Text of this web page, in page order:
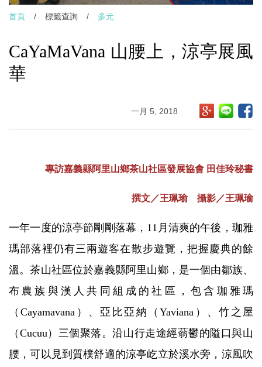
首頁 / 標籤查詢 / 多元
CaYaMaVana 山腰上，涼亭展風
華
一月 5, 2018
專訪嘉義縣阿里山鄉茶山社區發展協會 田佳玲秘書
撰文／王珮瑜 攝影／王珮瑜
一年一度的涼亭節剛剛落幕，11月清爽的午後，珈雅
瑪部落裡仍有三兩遊客在散步遊覽，把握慶典的餘
溫。茶山社區位於嘉義縣阿里山鄉，是一個由鄒族、
布農族與漢人共同組成的社區，包含珈雅瑪
（Cayamavana）、亞比亞納（Yaviana）、竹之屋
（Cucuu）三個聚落。沿山行走途經蓊鬱的隘口與山
腰，可以見到質樸舒適的涼亭屹立於溪水旁，涼風吹